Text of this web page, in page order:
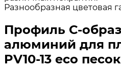
Разнообразная цветовая
Профиль С-
алюминий для
PV10-13 eco